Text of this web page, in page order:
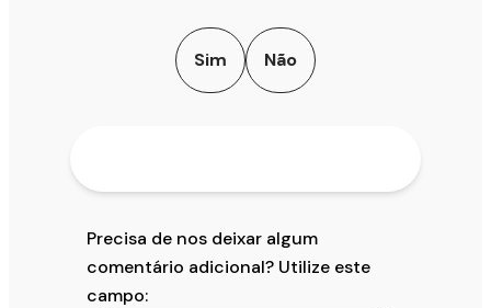
Sim Não
Precisa de nos deixar algum
comentário adicional? Utilize este
campo: